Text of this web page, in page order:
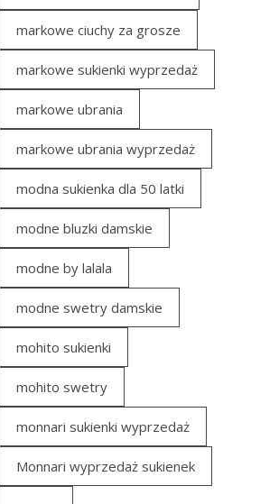
markowe ciuchy za grosze
markowe sukienki wyprzedaż
markowe ubrania
markowe ubrania wyprzedaż
modna sukienka dla 50 latki
modne bluzki damskie
modne by lalala
modne swetry damskie
mohito sukienki
mohito swetry
monnari sukienki wyprzedaż
Monnari wyprzedaż sukienek